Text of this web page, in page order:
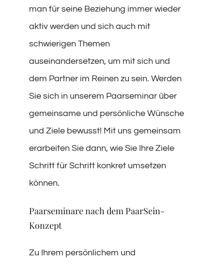
man für seine Beziehung immer wieder
aktiv werden und sich auch mit
schwierigen Themen
auseinandersetzen, um mit sich und
dem Partner im Reinen zu sein. Werden
Sie sich in unserem Paarseminar über
gemeinsame und persönliche Wünsche
und Ziele bewusst! Mit uns gemeinsam
erarbeiten Sie dann, wie Sie Ihre Ziele
Schritt für Schritt konkret umsetzen
können.
Paarseminare nach dem PaarSein-
Konzept
Zu Ihrem persönlichem und